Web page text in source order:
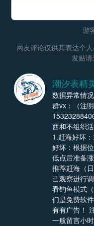
游
网友评论仅供其表达个
发贴
潮汐表精
数据异常情
群vx：（注
西和不组织
1.赶海好坏
好坏：根据
低点后准备
推荐赶海（
己观察进行
看钓鱼模式
们是免费软
有有广告！
一般留言小